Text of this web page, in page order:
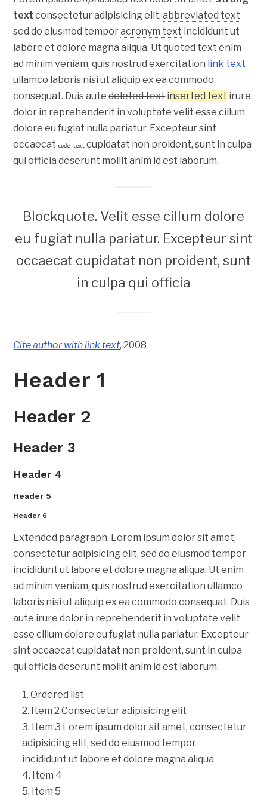
text consectetur adipisicing elit,abbreviated text
sed do eiusmod temporacronym text incididunt ut
labore et dolore magna aliqua. Utquoted text enim
ad minim veniam, quis nostrud exercitation link text
ullamco laboris nisi ut aliquip ex ea commodo
consequat. Duis autedeleted textinserted text irure
dolor in reprehenderit in voluptate velit esse cillum
dolore eu fugiat nulla pariatur. Excepteur sint
occaecat code text cupidatat non proident, sunt in culpa
qui officia deserunt mollit anim id est laborum.
Blockquote. Velit esse cillum dolore
eu fugiat nulla pariatur. Excepteur sint
occaecat cupidatat non proident, sunt
in culpa qui officia
Cite author with link text, 2008
Header 1
Header 2
Header 3
Header 4
Header 5
Header 6
Extended paragraph. Lorem ipsum dolor sit amet,
consectetur adipisicing elit, sed do eiusmod tempor
incididunt ut labore et dolore magna aliqua. Ut enim
ad minim veniam, quis nostrud exercitation ullamco
laboris nisi ut aliquip ex ea commodo consequat. Duis
aute irure dolor in reprehenderit in voluptate velit
esse cillum dolore eu fugiat nulla pariatur. Excepteur
sint occaecat cupidatat non proident, sunt in culpa
qui officia deserunt mollit anim id est laborum.
Ordered list
Item 2 Consectetur adipisicing elit
Item 3 Lorem ipsum dolor sit amet, consectetur
adipisicing elit, sed do eiusmod tempor
incididunt ut labore et dolore magna aliqua
Item 4
Item 5